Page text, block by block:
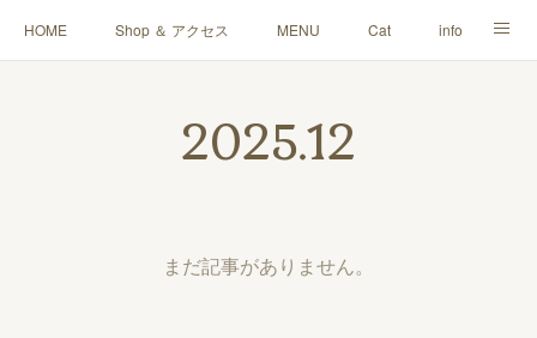
HOME Shop ＆ アクセス MENU Cat info
2025.12
まだ記事がありません。